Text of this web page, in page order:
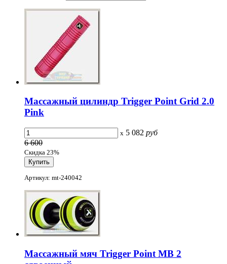
Массажный цилиндр Trigger Point Grid 2.0
Pink
x 5 082 руб
6 600
Скидка 23%
Артикул: mt-240042
Массажный мяч Trigger Point MB 2